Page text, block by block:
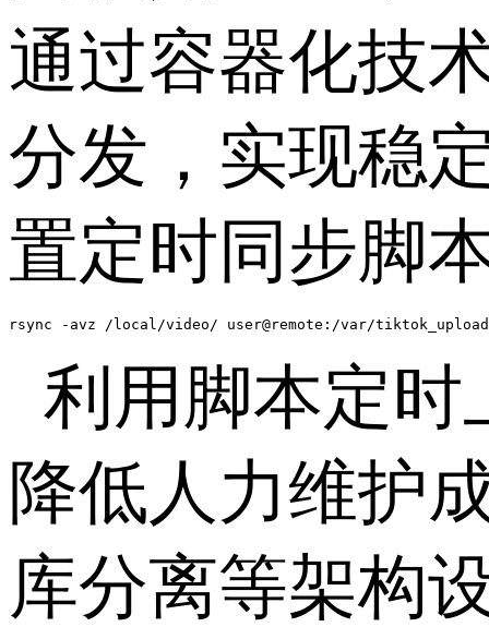
通过容器化技
分发，实现稳
置定时同步脚
rsync -avz /local/video/ user@remote:/var/
利用脚本定时
降低人力维护
库分离等架构